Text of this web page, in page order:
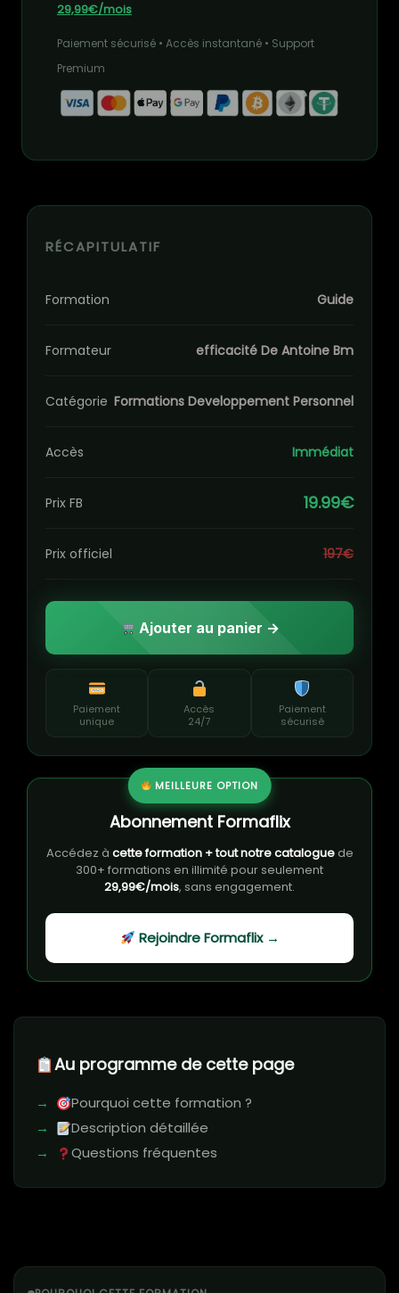
29,99€/mois
Paiement sécurisé • Accès instantané • Support
Premium
Au programme de cette page
Pourquoi cette formation ?
Description détaillée
Questions fréquentes
RÉCAPITULATIF
Formation Guide
Formateur efficacité De Antoine Bm
Catégorie Formations Developpement Personnel
Accès Immédiat
Prix FB 19.99€
Prix officiel 197€
Ajouter au panier →
Paiement
unique
Accès
24/7
Paiement
sécurisé
MEILLEURE OPTION
Abonnement Formaflix
Accédez à cette formation + tout notre cataloguede
300+ formations en illimité pour seulement
29,99€/mois, sans engagement.
Rejoindre Formaflix →